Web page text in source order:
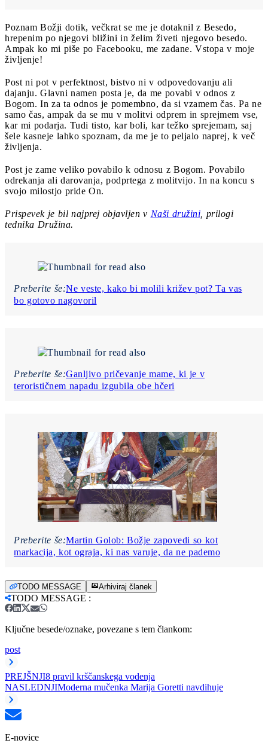
Poznam Božji dotik, večkrat se me je dotaknil z Besedo,
hrepenim po njegovi bližini in želim živeti njegovo besedo.
Ampak ko mi piše po Facebooku, me zadane. Vstopa v moje
življenje!
Post ni pot v perfektnost, bistvo ni v odpovedovanju ali
dajanju. Glavni namen posta je, da me povabi v odnos z
Bogom. In za ta odnos je pomembno, da si vzamem čas. Pa ne
samo čas, ampak da se mu v molitvi odprem in sprejmem vse,
kar mi podarja. Tudi tisto, kar boli, kar težko sprejemam, saj
šele kasneje lahko spoznam, da me je to peljalo naprej, k več
življenja.
Post je zame veliko povabilo k odnosu z Bogom. Povabilo
odrekanja ali darovanja, podprtega z molitvijo. In na koncu s
svojo milostjo pride On.
Prispevek je bil najprej objavljen v Naši družini , prilogi
tednika Družina.
Preberite še:Ne veste, kako bi molili križev pot? Ta vas
bo gotovo nagovoril
Preberite še:Ganljivo pričevanje mame, ki je v
terorističnem napadu izgubila obe hčeri
Preberite še:Martin Golob: Božje zapovedi so kot
markacija, kot ograja, ki nas varuje, da ne pademo
TODO MESSAGE Arhiviraj članek
TODO MESSAGE :
Ključne besede/oznake, povezane s tem člankom:
post
PREJŠNJI8 pravil krščanskega vodenja
NASLEDNJIModerna mučenka Marija Goretti navdihuje
E-novice